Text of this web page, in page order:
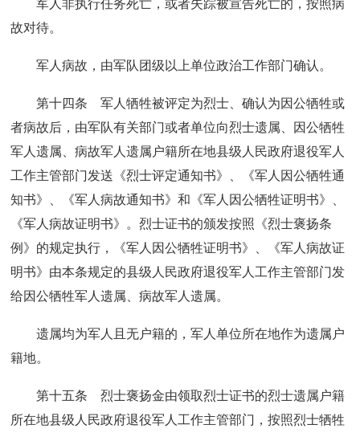
军人非执行任务死亡，或者失踪被宣告死亡的，按照病
故对待。
军人病故，由军队团级以上单位政治工作部门确认。
第十四条 军人牺牲被评定为烈士、确认为因公牺牲或
者病故后，由军队有关部门或者单位向烈士遗属、因公牺牲
军人遗属、病故军人遗属户籍所在地县级人民政府退役军人
工作主管部门发送《烈士评定通知书》、《军人因公牺牲通
知书》、《军人病故通知书》和《军人因公牺牲证明书》、
《军人病故证明书》。烈士证书的颁发按照《烈士褒扬条
例》的规定执行，《军人因公牺牲证明书》、《军人病故证
明书》由本条规定的县级人民政府退役军人工作主管部门发
给因公牺牲军人遗属、病故军人遗属。
遗属均为军人且无户籍的，军人单位所在地作为遗属户
籍地。
第十五条 烈士褒扬金由领取烈士证书的烈士遗属户籍
所在地县级人民政府退役军人工作主管部门，按照烈士牺牲